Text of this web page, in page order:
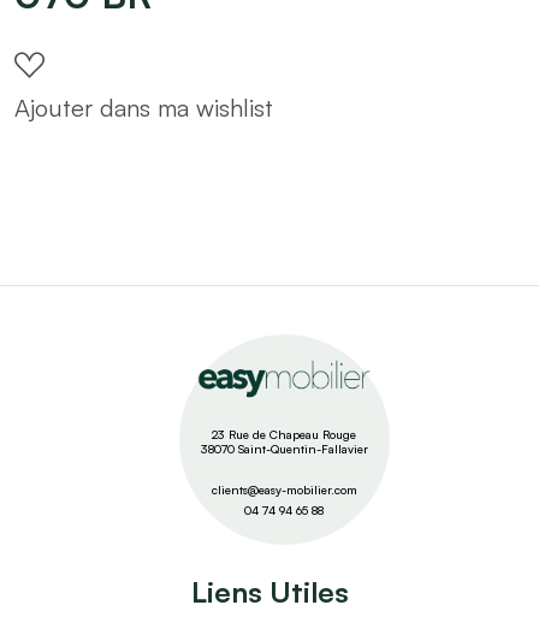
Ajouter dans ma wishlist
23 Rue de Chapeau Rouge
38070 Saint-Quentin-Fallavier
clients@easy-mobilier.com
04 74 94 65 88
Liens Utiles